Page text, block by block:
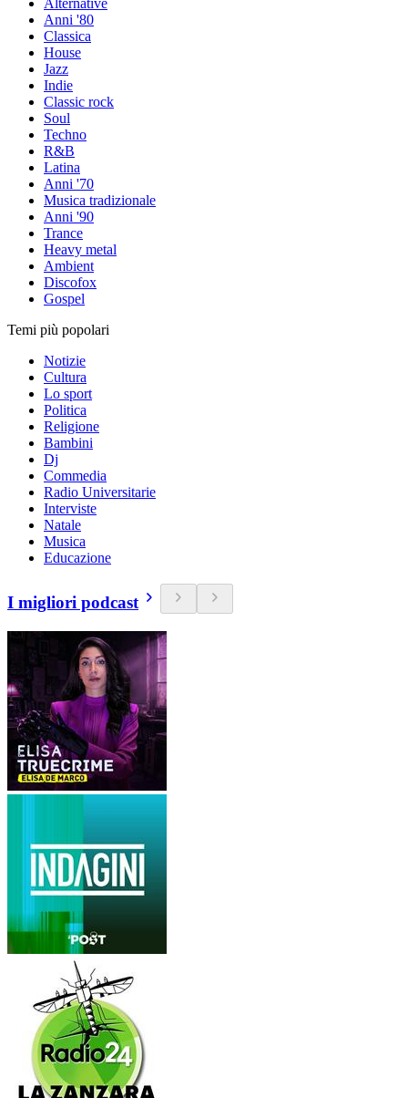
Alternative
Anni '80
Classica
House
Jazz
Indie
Classic rock
Soul
Techno
R&B
Latina
Anni '70
Musica tradizionale
Anni '90
Trance
Heavy metal
Ambient
Discofox
Gospel
Temi più popolari
Notizie
Cultura
Lo sport
Politica
Religione
Bambini
Dj
Commedia
Radio Universitarie
Interviste
Natale
Musica
Educazione
I migliori podcast